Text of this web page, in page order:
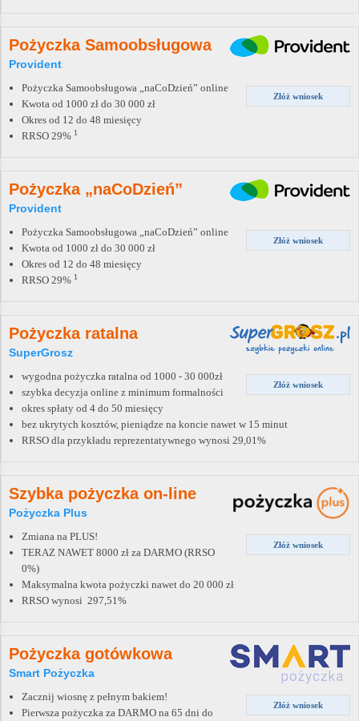
Pożyczka Samoobsługowa
Provident
Złóż wniosek
Pożyczka Samoobsługowa „naCoDzień” online
Kwota od 1000 zł do 30 000 zł
Okres od 12 do 48 miesięcy
RRSO 29% 1
Pożyczka „naCoDzień”
Provident
Złóż wniosek
Pożyczka Samoobsługowa „naCoDzień” online
Kwota od 1000 zł do 30 000 zł
Okres od 12 do 48 miesięcy
RRSO 29% 1
Pożyczka ratalna
SuperGrosz
Złóż wniosek
wygodna pożyczka ratalna od 1000 - 30 000zł
szybka decyzja online z minimum formalności
okres spłaty od 4 do 50 miesięcy
bez ukrytych kosztów, pieniądze na koncie nawet w 15 minut
RRSO dla przykładu reprezentatywnego wynosi 29,01%
Szybka pożyczka on-line
Pożyczka Plus
Złóż wniosek
Zmiana na PLUS!
TERAZ NAWET 8000 zł za DARMO (RRSO
0%)
Maksymalna kwota pożyczki nawet do 20 000 zł
RRSO wynosi 297,51%
Pożyczka gotówkowa
Smart Pożyczka
Złóż wniosek
Zacznij wiosnę z pełnym bakiem!
Pierwsza pożyczka za DARMO na 65 dni do